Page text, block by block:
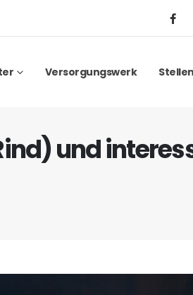
Versorgungswerk
und